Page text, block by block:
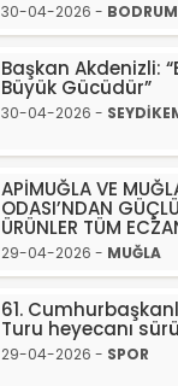
30-04-2026 - BODRUM
Başkan Akdenizli:
Büyük Gücüdür”
30-04-2026 -
APİMUĞLA VE
ODASI’NDAN
ÜRÜNLER TÜM
29-04-2026 - MUĞLA
61.
Turu heyecanı
29-04-2026 - SPOR